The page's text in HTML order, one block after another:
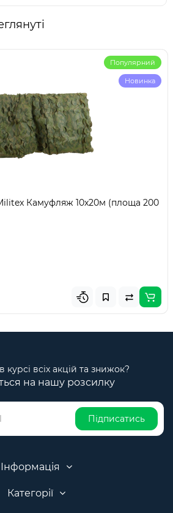
Популярний
Новинка
Камуфляж 10х20м (площа 200
курсі всіх акцій та знижок?
на нашу розсилку
Підписатись
Інформація
Категорії